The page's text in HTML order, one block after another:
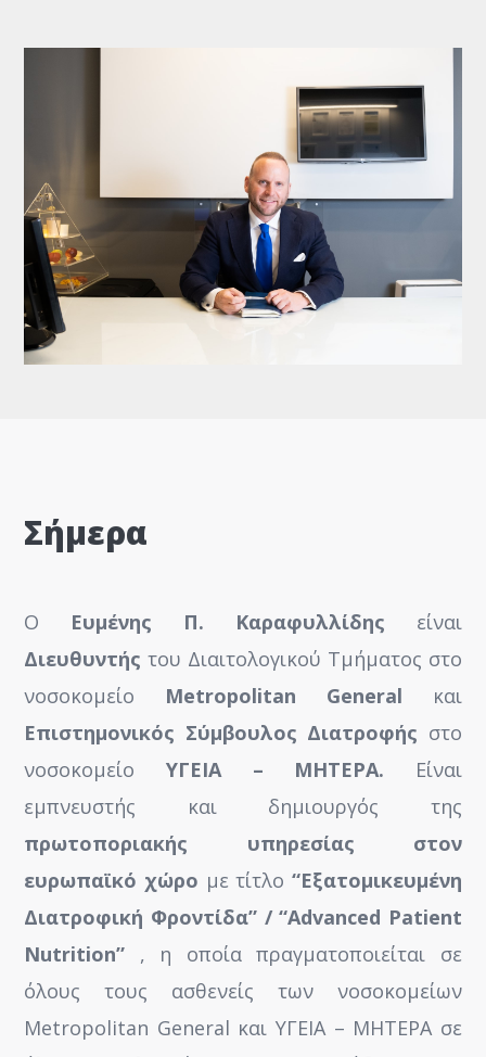
Σήμερα
Ο Ευμένης Π. Καραφυλλίδης είναι
Διευθυντής του Διαιτολογικού Τμήματος στο
νοσοκομείο Metropolitan General και
Επιστημονικός Σύμβουλος Διατροφής στο
νοσοκομείο ΥΓΕΙΑ – ΜΗΤΕΡΑ. Είναι
εμπνευστής και δημιουργός της
πρωτοποριακής υπηρεσίας στον
ευρωπαϊκό χώρο με τίτλο “Εξατομικευμένη
Διατροφική Φροντίδα” /“Advanced Patient
Nutrition” , η οποία πραγματοποιείται σε
όλους τους ασθενείς των νοσοκομείων
Metropolitan General και ΥΓΕΙΑ – ΜΗΤΕΡΑ σε